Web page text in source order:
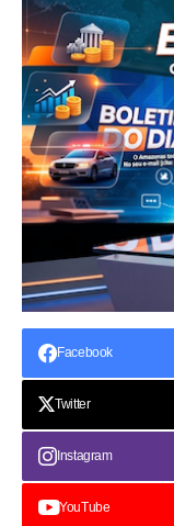
Facebook
Twitter
Instagram
YouTube